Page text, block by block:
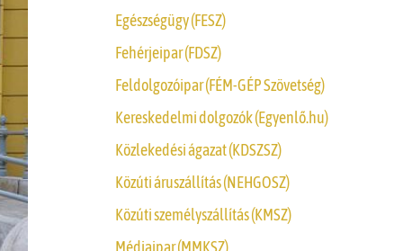
Egészségügy (FESZ)
Fehérjeipar (FDSZ)
Feldolgozóipar (FÉM-GÉP Szövetség)
Kereskedelmi dolgozók (Egyenlő.hu)
Közlekedési ágazat (KDSZSZ)
Közúti áruszállítás (NEHGOSZ)
Közúti személyszállítás (KMSZ)
Médiaipar (MMKSZ)